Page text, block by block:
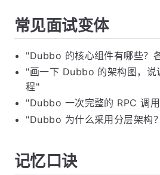
常见面试变体
"Dubbo 的核心组件有哪些？
"画一下 Dubbo 的架构图，说
程"
"Dubbo 一次完整的 RPC 调
"Dubbo 为什么采用分层架构
记忆口诀